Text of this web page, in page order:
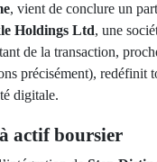
, vient de conclure un
Holdings Ltd, une
de la transaction,
précisément), redéfinit
digitale.
actif boursier